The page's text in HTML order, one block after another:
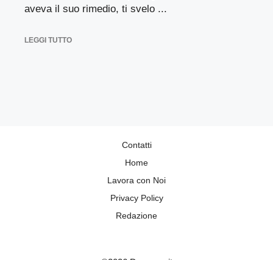
aveva il suo rimedio, ti svelo ...
LEGGI TUTTO
Contatti
Home
Lavora con Noi
Privacy Policy
Redazione